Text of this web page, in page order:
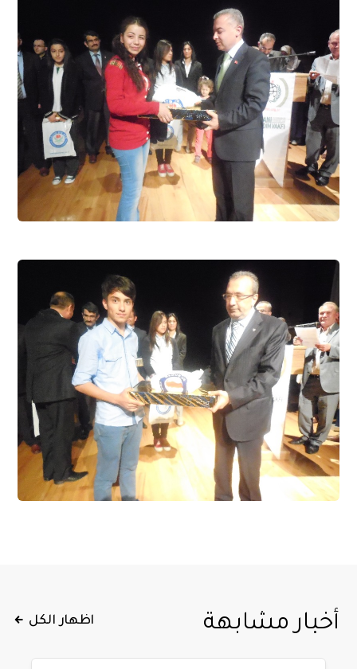
أخبار مشابهة اظهار الكل